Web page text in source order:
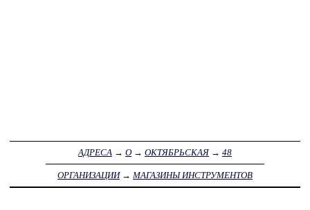
АДРЕСА → О → ОКТЯБРЬСКАЯ → 48
ОРГАНИЗАЦИИ→ МАГАЗИНЫ ИНСТРУМЕНТОВ